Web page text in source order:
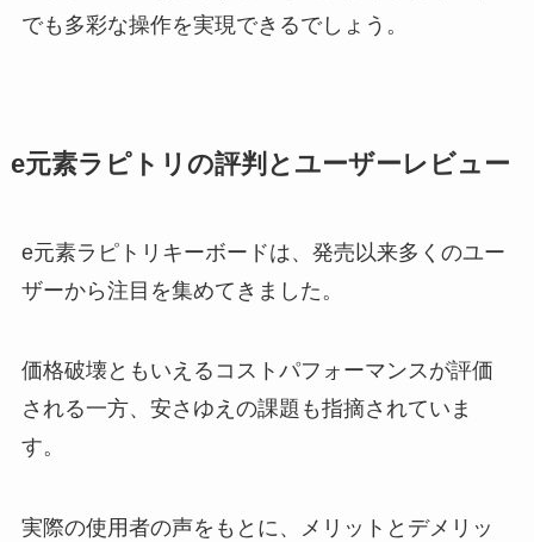
でも多彩な操作を実現できるでしょう。
e元素ラピトリの評判とユーザーレビュー
e元素ラピトリキーボードは、発売以来多くのユー
ザーから注目を集めてきました。
価格破壊ともいえるコストパフォーマンスが評価
される一方、安さゆえの課題も指摘されていま
す。
実際の使用者の声をもとに、メリットとデメリッ